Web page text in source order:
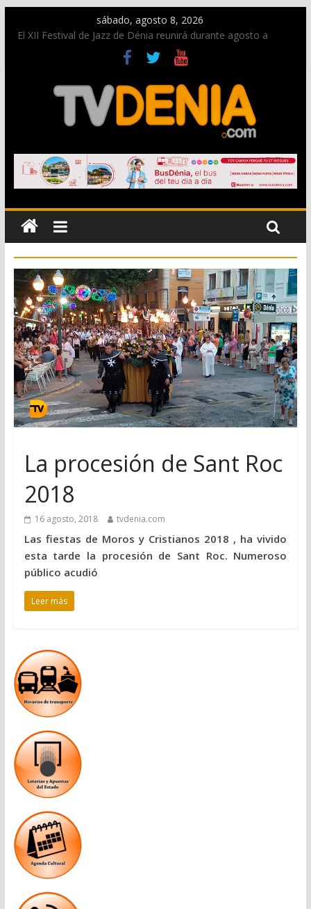
sábado, agosto 8, 2026
El XII Festival de Jazz de Dénia reunirá durante agosto a
figuras nacionales e internacionales en los Jardins de
Una nueva oportunidad para donar sangre en Cruz Roja
El bando moro protagonista en la Segunda Entraeta Festera
Paco Adsuar dona al Arxiu de Dénia más de 50.000 imágenes
La Entraeta Festera llena de ambiente la calle Marqués de
Campo con la recepción a la Capitanía Cristiana
La procesión de Sant Roc
2018
16 agosto, 2018 tvdenia.com
Las fiestas de Moros y Cristianos 2018 , ha vivido
esta tarde la procesión de Sant Roc. Numeroso
público acudió
Leer más